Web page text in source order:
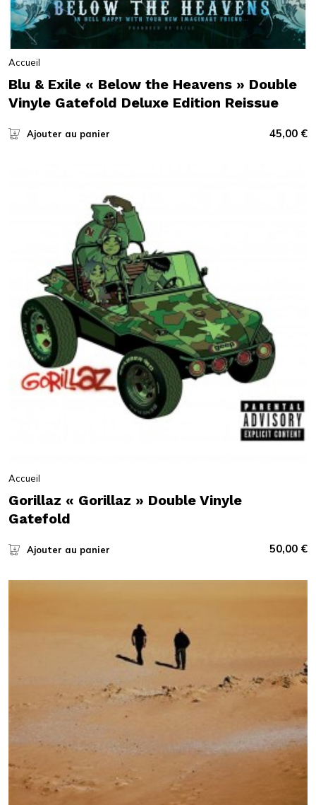
Accueil
Blu & Exile « Below the Heavens » Double
Vinyle Gatefold Deluxe Edition Reissue
Ajouter au panier 45,00 €
Accueil
Gorillaz « Gorillaz » Double Vinyle
Gatefold
Ajouter au panier 50,00 €